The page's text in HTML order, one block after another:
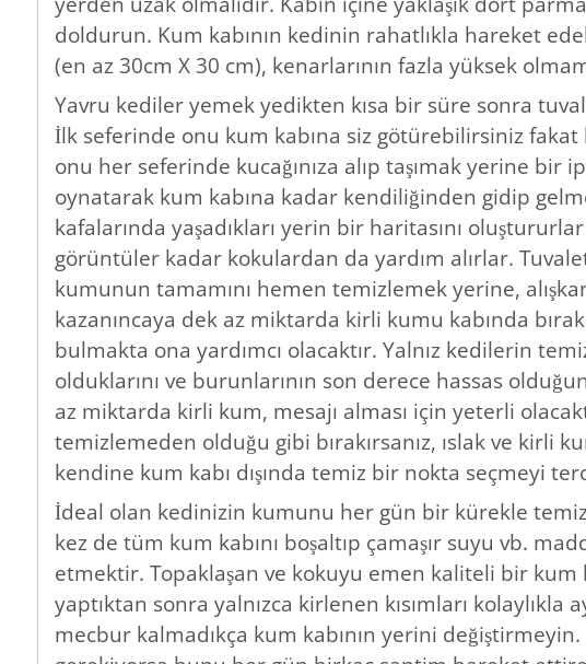
doldurun. Kum kabının kedinin rahatlıkla hareket
(en az 30cm X 30 cm), kenarlarının fazla yüksek
Yavru kediler yemek yedikten kısa bir süre sonra
İlk seferinde onu kum kabına siz götürebilirsiniz fakat
onu her seferinde kucağınıza alıp taşımak yerine bir
oynatarak kum kabına kadar kendiliğinden gidip
kafalarında yaşadıkları yerin bir haritasını
görüntüler kadar kokulardan da yardım alırlar.
kumunun tamamını hemen temizlemek yerine,
kazanıncaya dek az miktarda kirli kumu kabında
bulmakta ona yardımcı olacaktır. Yalnız kedilerin
olduklarını ve burunlarının son derece hassas
az miktarda kirli kum, mesajı alması için yeterli
temizlemeden olduğu gibi bırakırsanız, ıslak ve kirli
kendine kum kabı dışında temiz bir nokta seçmeyi
İdeal olan kedinizin kumunu her gün bir kürekle
kez de tüm kum kabını boşaltıp çamaşır suyu vb.
etmektir. Topaklaşan ve kokuyu emen kaliteli bir kum
yaptıktan sonra yalnızca kirlenen kısımları kolaylıkla
mecbur kalmadıkça kum kabının yerini